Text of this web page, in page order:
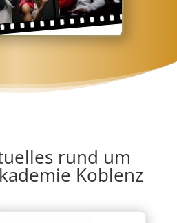
rund um
Koblenz